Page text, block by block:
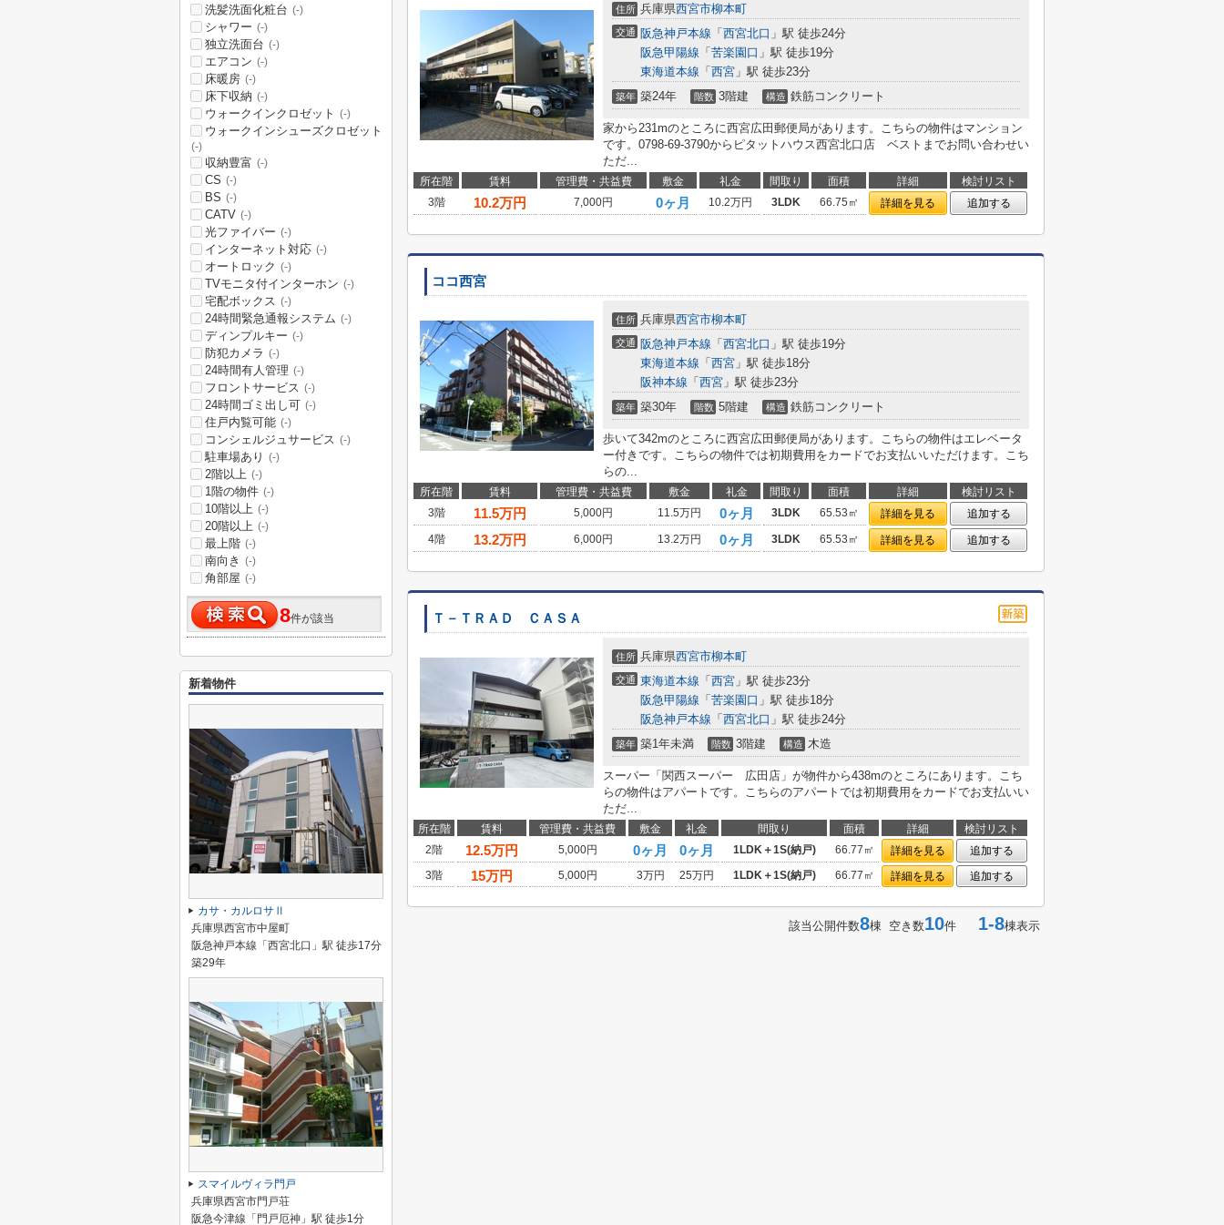
住所 兵庫県西宮市柳本町
交通 阪急神戸本線 「 西宮北口 」駅 徒歩24分
阪急甲陽線 「 苦楽園口 」駅 徒歩19分
東海道本線 「 西宮 」駅 徒歩23分
築年 築24年 階数 3階建 構造 鉄筋コンクリート
家から231mのところに西宮広田郵便局があります。こちらの物件はマンション
です。0798-69-3790からピタットハウス西宮北口店 ベストまでお問い合わせい
ただ...
所在階 賃料 管理費・共益費 敷金 礼金 間取り 面積 詳細
検討リスト
3階
10.2万円 7,000円 0ヶ月 10.2万円 3LDK 66.75㎡ 詳細を見る 追加する
ココ西宮
住所 兵庫県西宮市柳本町
交通 阪急神戸本線 「 西宮北口 」駅 徒歩19分
東海道本線 「 西宮 」駅 徒歩18分
阪神本線 「 西宮 」駅 徒歩23分
築年 築30年 階数 5階建 構造 鉄筋コンクリート
歩いて342mのところに西宮広田郵便局があります。こちらの物件はエレベータ
ー付きです。こちらの物件では初期費用をカードでお支払いいただけます。こち
らの...
所在階 賃料 管理費・共益費 敷金 礼金 間取り 面積 詳細
検討リスト
3階
11.5万円 5,000円 11.5万円 0ヶ月 3LDK 65.53㎡ 詳細を見る
追加する
4階
13.2万円 6,000円 13.2万円 0ヶ月 3LDK 65.53㎡ 詳細を見る 追加する
Ｔ－ＴＲＡＤ ＣＡＳＡ
住所 兵庫県西宮市柳本町
交通 東海道本線 「 西宮 」駅 徒歩23分
阪急甲陽線 「 苦楽園口 」駅 徒歩18分
阪急神戸本線 「 西宮北口 」駅 徒歩24分
築年 築1年未満 階数 3階建 構造 木造
スーパー「関西スーパー 広田店」が物件から438mのところにあります。こち
らの物件はアパートです。こちらのアパートでは初期費用をカードでお支払いい
ただ...
所在階 賃料 管理費・共益費 敷金 礼金 間取り 面積 詳細
検討リスト
2階
12.5万円 5,000円 0ヶ月 0ヶ月 1LDK＋1S(納戸) 66.77㎡ 詳細を見る
追加する
3階
15万円 5,000円 3万円 25万円 1LDK＋1S(納戸) 66.77㎡ 詳細を見る 追加する
該当公開件数8棟 空き数10件 1-8棟表示
洗髪洗面化粧台 (-)
シャワー (-)
独立洗面台 (-)
エアコン (-)
床暖房 (-)
床下収納 (-)
ウォークインクロゼット (-)
ウォークインシューズクロゼット
(-)
収納豊富 (-)
CS (-)
BS (-)
CATV (-)
光ファイバー (-)
インターネット対応 (-)
オートロック (-)
TVモニタ付インターホン (-)
宅配ボックス (-)
24時間緊急通報システム (-)
ディンプルキー (-)
防犯カメラ (-)
24時間有人管理 (-)
フロントサービス (-)
24時間ゴミ出し可 (-)
住戸内覧可能 (-)
コンシェルジュサービス (-)
駐車場あり (-)
2階以上 (-)
1階の物件 (-)
10階以上 (-)
20階以上 (-)
最上階 (-)
南向き (-)
角部屋 (-)
8件が該当
新着物件
カサ・カルロサⅡ
兵庫県西宮市中屋町
阪急神戸本線「西宮北口」駅 徒歩17分
築29年
スマイルヴィラ門戸
兵庫県西宮市門戸荘
阪急今津線「門戸厄神」駅 徒歩1分